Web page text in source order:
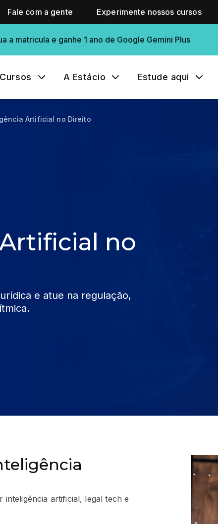
Fale com a gente Experimente nossos cursos
a matricula e ganhe 1 ano de Google Gemini Plus
Cursos A Estácio Estude aqui
Artificial no Direito
no
e atue na regulação,
inteligência artificial, legal tech e